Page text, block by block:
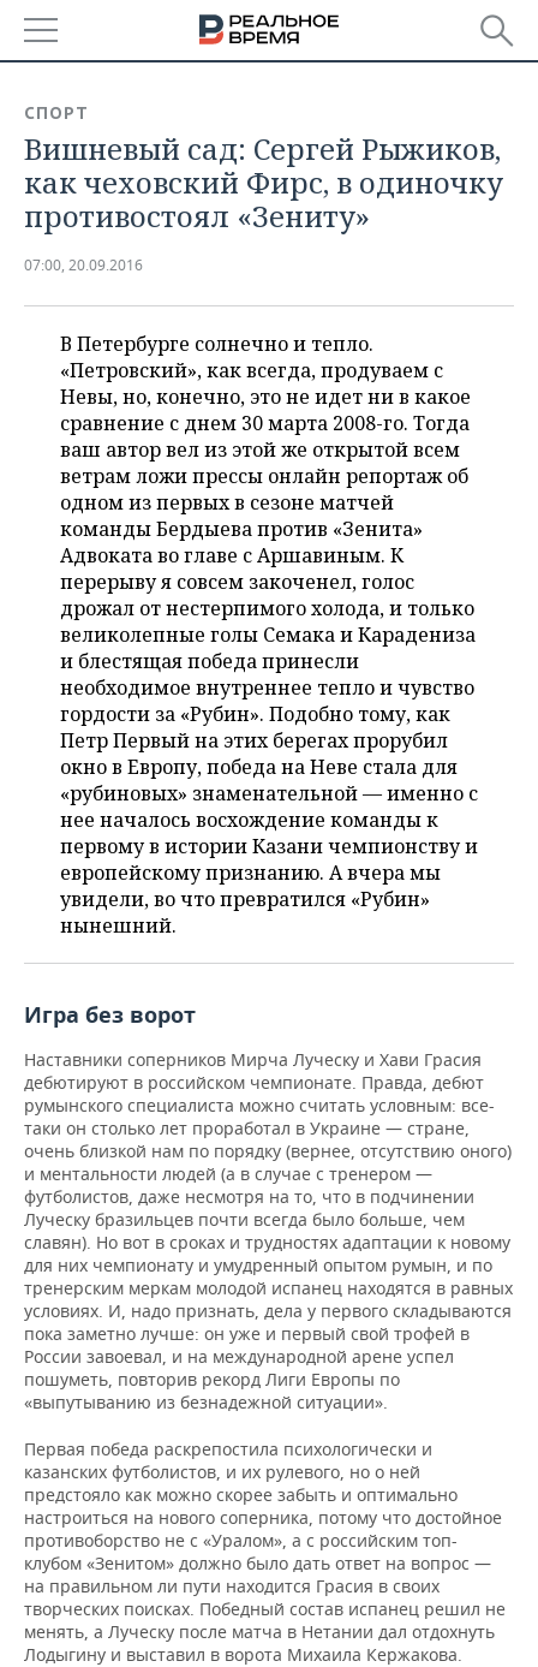
БАШКОРТОСТАН
ТАТАРСТАН
НОВОСТИ
АНАЛИТИКА
ДЕКЛАРАЦИИ О ДОХОДАХ
КОРОЛИ ГОСЗАКАЗА ПФО
ВУЗЫ ТАТАРСТАНА
КОМУ ПРИНАДЛЕЖАТ
ТОРГОВЫЕ ЦЕНТРЫ
ТАТАРСТАНА
НОВОСТИ ЭКОНОМИКИ
ФИНАНСЫ
БАНКИ
БЮДЖЕТ
ИНВЕСТИЦИИ
ПРОМЫШЛЕННОСТЬ
НОВОСТИ
ПРОМЫШЛЕННОСТИ
АГРОПРОМ
МАШИНОСТРОЕНИЕ
НЕФТЕХИМИЯ
НЕФТЬ
ОПК
ЭНЕРГЕТИКА
НЕДВИЖИМОСТЬ
НОВОСТИ НЕДВИЖИМОСТИ
АВТО
НОВОСТИ АВТО
БИЗНЕС
НОВОСТИ БИЗНЕСА
РОЗНИЧНАЯ ТОРГОВЛЯ
ТРАНСПОРТ
УСЛУГИ
ТЕХНОЛОГИИ
НОВОСТИ ТЕХНОЛОГИЙ
МЕДИА
ТЕЛЕКОММУНИКАЦИИ
МЕРОПРИЯТИЯ
НОВОСТИ МЕРОПРИЯТИЙ
ВЫЕЗДНАЯ РЕДАКЦИЯ
БИЗНЕС-БРАНЧИ
ONLINE-КОНФЕРЕНЦИИ
ОТКРЫТАЯ ЛЕКЦИЯ
СПОРТ
НОВОСТИ СПОРТА
ФУТБОЛ
ХОККЕЙ
БАСКЕТБОЛ
ВОЛЕЙБОЛ
КИБЕРСПОРТ
ФИГУРНОЕ КАТАНИЕ
ВОДНЫЕ ВИДЫ СПОРТА
ХОККЕЙ С МЯЧОМ
ОБЩЕСТВО
НОВОСТИ ОБЩЕСТВА
ВЛАСТЬ
ИНФРАСТРУКТУРА
ИСТОРИЯ
КУЛЬТУРА
МЕДИЦИНА
ОБРАЗОВАНИЕ
ПРОИСШЕСТВИЯ
ФОТОГАЛЕРЕЯ
СЮЖЕТЫ
СПРАВОЧНИК
СПИСОК ПЕРСОН
СПИСОК КОМПАНИЙ
ПОЛНАЯ ВЕРСИЯ
СПОРТ
Вишневый сад: Сергей Рыжиков,
как чеховский Фирс, в одиночку
противостоял «Зениту»
07:00, 20.09.2016
В Петербурге солнечно и тепло.
«Петровский», как всегда, продуваем с
Невы, но, конечно, это не идет ни в какое
сравнение с днем 30 марта 2008-го. Тогда
ваш автор вел из этой же открытой всем
ветрам ложи прессы онлайн репортаж об
одном из первых в сезоне матчей
команды Бердыева против «Зенита»
Адвоката во главе с Аршавиным. К
перерыву я совсем закоченел, голос
дрожал от нестерпимого холода, и только
великолепные голы Семака и Карадениза
и блестящая победа принесли
необходимое внутреннее тепло и чувство
гордости за «Рубин». Подобно тому, как
Петр Первый на этих берегах прорубил
окно в Европу, победа на Неве стала для
«рубиновых» знаменательной — именно с
нее началось восхождение команды к
первому в истории Казани чемпионству и
европейскому признанию. А вчера мы
увидели, во что превратился «Рубин»
нынешний.
Игра без ворот
Наставники соперников Мирча Луческу и Хави Грасия
дебютируют в российском чемпионате. Правда, дебют
румынского специалиста можно считать условным: все-
таки он столько лет проработал в Украине — стране,
очень близкой нам по порядку (вернее, отсутствию оного)
и ментальности людей (а в случае с тренером —
футболистов, даже несмотря на то, что в подчинении
Луческу бразильцев почти всегда было больше, чем
славян). Но вот в сроках и трудностях адаптации к новому
для них чемпионату и умудренный опытом румын, и по
тренерским меркам молодой испанец находятся в равных
условиях. И, надо признать, дела у первого складываются
пока заметно лучше: он уже и первый свой трофей в
России завоевал, и на международной арене успел
пошуметь, повторив рекорд Лиги Европы по
«выпутыванию из безнадежной ситуации».
Первая победа раскрепостила психологически и
казанских футболистов, и их рулевого, но о ней
предстояло как можно скорее забыть и оптимально
настроиться на нового соперника, потому что достойное
противоборство не с «Уралом», а с российским топ-
клубом «Зенитом» должно было дать ответ на вопрос —
на правильном ли пути находится Грасия в своих
творческих поисках. Победный состав испанец решил не
менять, а Луческу после матча в Нетании дал отдохнуть
Лодыгину и выставил в ворота Михаила Кержакова.